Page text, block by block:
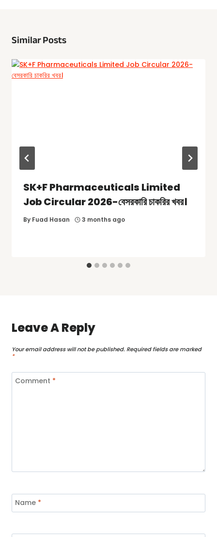
Similar Posts
SK+F Pharmaceuticals Limited
Job Circular 2026-বেসরকারি চাকরির খবর।
By Fuad Hasan 3 months ago
Leave A Reply
Your email address will not be published. Required fields are marked
*
Comment *
Name *